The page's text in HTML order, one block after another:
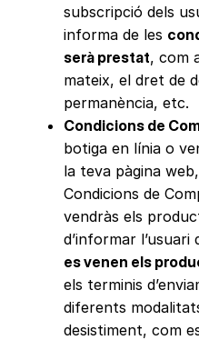
subscripció dels
informa de les
serà prestat, com
mateix, el dret de
permanència, etc.
Condicions de
botiga en línia o
la teva pàgina
Condicions de
vendràs els
d’informar l’usuari
es venen els
els terminis
diferents
desistiment, com